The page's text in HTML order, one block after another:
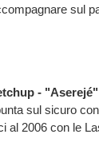
sul
- "Aserejé"
sul sicuro
al 2006 con le